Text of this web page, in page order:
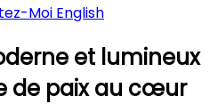
Moi English
et lumineux
de paix au cœur